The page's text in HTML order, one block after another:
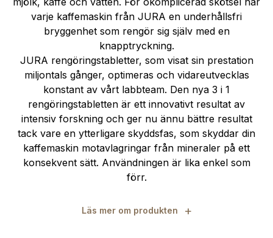
varje kaffemaskin från JURA en underhållsfri
bryggenhet som rengör sig själv med en
knapptryckning.
JURA rengöringstabletter, som visat sin prestation
miljontals gånger, optimeras och vidareutvecklas
konstant av vårt labbteam. Den nya 3 i 1
rengöringstabletten är ett innovativt resultat av
intensiv forskning och ger nu ännu bättre resultat
tack vare en ytterligare skyddsfas, som skyddar din
kaffemaskin motavlagringar från mineraler på ett
konsekvent sätt. Användningen är lika enkel som
förr.
Läs mer om produkten +